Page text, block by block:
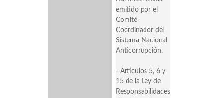
emitido por el
Comité
Coordinador del
Sistema Nacional
Anticorrupción.
- Artículos 5, 6 y
15 de la Ley de
Responsabilidades